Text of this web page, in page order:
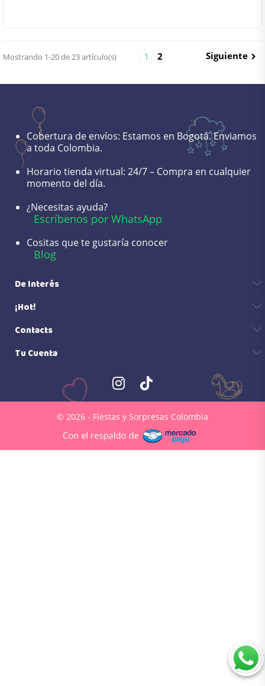
Mostrando 1-20 de 23 artículo(s) 1 2 Siguiente 
Cobertura de envíos: Estamos en Bogotá. Enviamos
a toda Colombia.
Horario tienda virtual: 24/7 – Compra en cualquier
momento del día.
¿Necesitas ayuda?
Escríbenos por WhatsApp
Cositas que te gustaría conocer
Blog
De Interés
¡Hot!
Contacts
Tu Cuenta
© 2026 - Fiestas y Sorpresas Colombia